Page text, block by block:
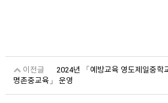
이전글
2024년 「예방교육 영도제일중학
명존중교육」 운영